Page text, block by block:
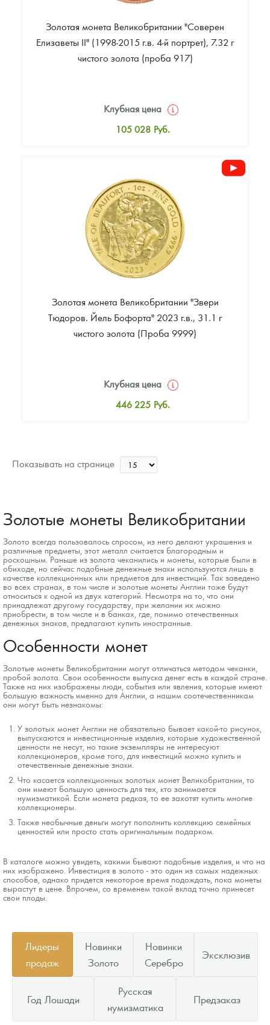
Золотая монета Великобритании "Соверен
Елизаветы II" (1998-2015 г.в. 4-й портрет), 7.32 г
чистого золота (проба 917)
Клубная цена
105 028 Руб.
Цена выкупа
84 897 Руб.
Золотая монета Великобритании "Звери
Тюдоров. Йель Бофорта" 2023 г.в., 31.1 г
чистого золота (Проба 9999)
Клубная цена
446 225 Руб.
Цена выкупа
388 587 Руб.
Показывать на странице
Золотые монеты Великобритании
Золото всегда пользовалось спросом, из него делают украшения и
различные предметы, этот металл считается благородным и
роскошным. Раньше из золота чеканились и монеты, которые были в
обиходе, но сейчас подобные денежные знаки используются лишь в
качестве коллекционных или предметов для инвестиций. Так заведено
во всех странах, в том числе и золотые монеты Англии тоже будут
относиться к одной из двух категорий. Несмотря на то, что они
принадлежат другому государству, при желании их можно
приобрести, в том числе и в банках, где, помимо отечественных
денежных знаков, предлагают купить иностранные.
Особенности монет
Золотые монеты Великобритании могут отличаться методом чеканки,
пробой золота. Свои особенности выпуска денег есть в каждой стране.
Также на них изображены люди, события или явления, которые имеют
большую важность именно для Англии, а нашим соотечественникам
они могут быть незнакомы:
У золотых монет Англии не обязательно бывает какой-то рисунок,
выпускаются и инвестиционные изделия, которые художественной
ценности не несут, но такие экземпляры не интересуют
коллекционеров, кроме того, для инвестиций можно купить и
отечественные денежные знаки.
Что касается коллекционных золотых монет Великобритании, то
они имеют большую ценность для тех, кто занимается
нумизматикой. Если монета редкая, то ее захотят купить многие
коллекционеры.
Также необычные деньги могут пополнить коллекцию семейных
ценностей или просто стать оригинальным подарком.
В каталоге можно увидеть, какими бывают подобные изделия, и что на
них изображено. Инвестиция в золото - это один из самых надежных
способов, однако придется некоторое время подождать, пока монеты
вырастут в цене. Впрочем, со временем такой вклад точно принесет
свои плоды.
Лидеры
продаж
Новинки
Золото
Новинки
Серебро
Эксклюзив
Год Лошади
Русская
нумизматика
Предзаказ